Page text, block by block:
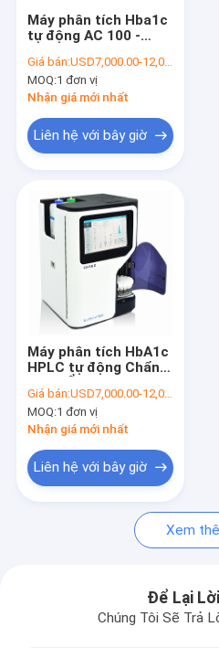
Sản phẩm
Về chúng tôi
Tham quan nhà máy
Liên hệ chúng tôi
Tin tức
Tất cả các trường hợp
Máy phân tích HPLC HbA1c
Thuốc thử phân tích huyết
Máy phân tích Hba1c
tự động AC 100 -
HPLC hiệu suất cao
để chẩn đoán bệnh
tiểu đường
Giá bán:USD7,000.00-12,000.00/Unit
MOQ:1 đơn vị
Nhận giá mới nhất
Liên hệ với bây giờ
Máy phân tích HbA1c
HPLC tự động Chẩn
quả CV Ít hơn 2% cho
lượng đường trong
máu
Giá bán:USD7,000.00-12,000.00/Unit
MOQ:1 đơn vị
Nhận giá mới nhất
Liên hệ với bây giờ
Xem
Để Lại
Chúng Tôi Sẽ Trả